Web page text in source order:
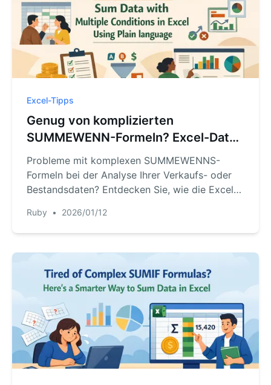
Excel-Tipps
Genug von komplizierten
SUMMEWENN-Formeln? Excel-Daten
mit natürlicher Sprache summieren
Probleme mit komplexen SUMMEWENNS-
Formeln bei der Analyse Ihrer Verkaufs- oder
Bestandsdaten? Entdecken Sie, wie die Excel-
einfache Fragen ersetzt, Zeit spart und Fehler
vermeidet.
Ruby • 2026/01/12